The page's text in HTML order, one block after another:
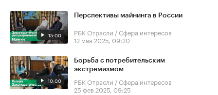
15:00
Перспективы майнинга в России
РБК Отрасли / Сфера интересов
12 мая 2025, 09:20
10:00
Борьба с потребительским
экстремизмом
РБК Отрасли / Сфера интересов
25 фев 2025, 09:25